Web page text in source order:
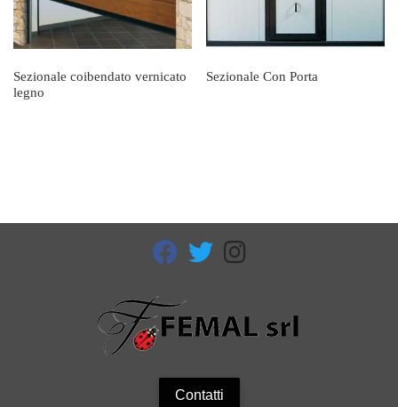
Sezionale coibendato vernicato
legno
Sezionale Con Porta
fab fa-facebook
fab fa-twitter
Contatti